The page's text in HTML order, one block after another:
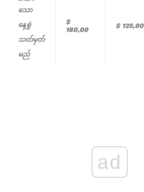
သော
နေ့စွဲ
သတ်မှတ်
မည်
$
180,00
$ 125,00
ad